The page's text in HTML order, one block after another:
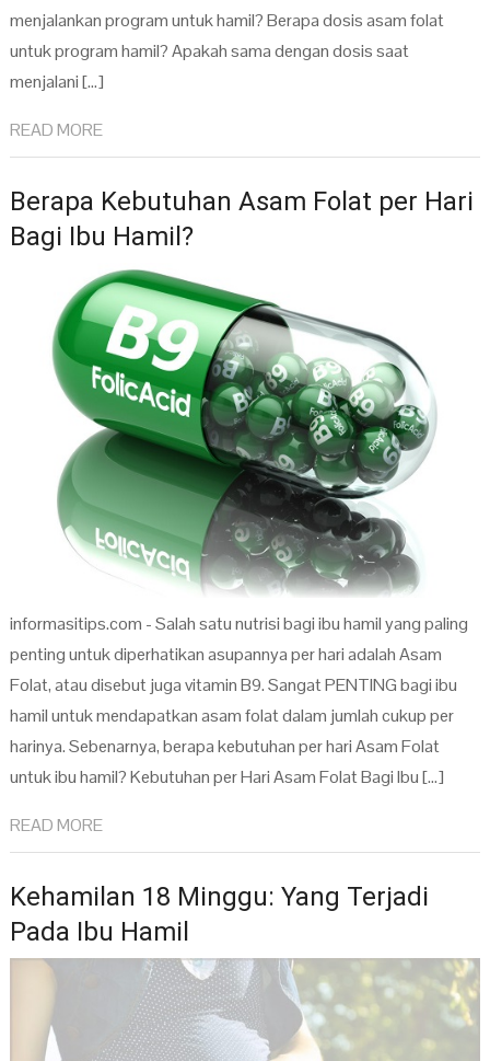
menjalankan program untuk hamil? Berapa dosis asam folat
untuk program hamil? Apakah sama dengan dosis saat
menjalani […]
READ MORE
Berapa Kebutuhan Asam Folat per Hari
Bagi Ibu Hamil?
informasitips.com - Salah satu nutrisi bagi ibu hamil yang paling
penting untuk diperhatikan asupannya per hari adalah Asam
Folat, atau disebut juga vitamin B9. Sangat PENTING bagi ibu
hamil untuk mendapatkan asam folat dalam jumlah cukup per
harinya. Sebenarnya, berapa kebutuhan per hari Asam Folat
untuk ibu hamil? Kebutuhan per Hari Asam Folat Bagi Ibu […]
READ MORE
Kehamilan 18 Minggu: Yang Terjadi
Pada Ibu Hamil